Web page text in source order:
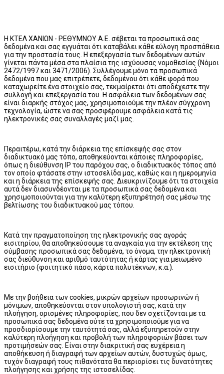
H ΚΤΕΛ ΧΑΝΙΩΝ - ΡΕΘΥΜΝΟΥ Α.Ε. σέβεται τα προσωπικά σας
δεδομένα και σας εγγυάται ότι καταβάλει κάθε εύλογη προσπάθεια
για την προστασία τους. Η επεξεργασία των δεδομένων αυτών
γίνεται πάντα μέσα στα πλαίσια της ισχύουσας νομοθεσίας (Νόμοι
2472/1997 και 3471/2006). Συλλέγουμε μόνο τα προσωπικά
δεδομένα που μας επιτρέπετε, δεδομένου ότι κάθε φορά που
καταχωρείτε ένα στοιχείο σας, τεκμαίρεται ότι αποδέχεστε την
συλλογή και επεξεργασία του. Η ασφάλεια των δεδομένων σας
είναι διαρκής στόχος μας, χρησιμοποιούμε την πλέον σύγχρονη
τεχνολογία, ώστε να σας προσφέρουμε ασφάλεια κατά τις
ηλεκτρονικές σας συναλλαγές μαζί μας.
Περαιτέρω, κατά την διάρκεια της επίσκεψής σας στον
διαδικτυακό μας τόπο, αποθηκεύονται κάποιες πληροφορίες,
όπως η διεύθυνση IP του παρόχου σας, ο διαδικτυακός τόπος από
τον οποίο φτάσατε στην ιστοσελίδα μας, καθώς και η ημερομηνία
και η διάρκεια της επίσκεψής σας. Διευκρινίζουμε ότι τα στοιχεία
αυτά δεν διασυνδέονται με τα προσωπικά σας δεδομένα και
χρησιμοποιούνται για την καλύτερη εξυπηρέτησή σας μέσω της
βελτίωσης του διαδικτυακού μας τόπου.
Κατά την πραγματοποίηση της ηλεκτρονικής σας αγοράς
εισιτηρίου, θα αποθηκεύσουμε τα αναγκαία για την εκτέλεση της
σύμβασης προσωπικά σας δεδομένα, το όνομα, την ηλεκτρονική
σας διεύθυνση και αριθμό ταυτότητας ή κάρτας για μειωμένο
εισιτήριο (φοιτητικό πάσο, κάρτα πολυτέκνων, κ.α.).
Με την βοήθεια των cookies, μικρών αρχείων προσωρινών ή
μόνιμων, αποθηκεύονται στον υπολογιστή σας, κατά την
πλοήγηση, ορισμένες πληροφορίες, που δεν σχετίζονται με τα
προσωπικά σας δεδομένα ούτε τα χρησιμοποιούμε για να
προσδιορίσουμε την ταυτότητά σας, αλλά εξυπηρετούν στην
καλύτερη πλοήγηση και προβολή των πληροφοριών βάσει των
προτιμήσεών σας. Είναι στην διακριτική σας ευχέρεια η
αποθήκευση ή διαγραφή των αρχείων αυτών, δυστυχώς όμως,
τυχόν διαγραφή τους πιθανότατα θα περιορίσει τις δυνατότητες
πλοήγησης και χρήσης της ιστοσελίδας.